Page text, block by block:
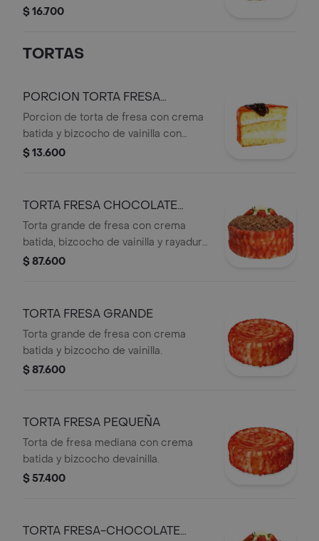
$ 16.700
TORTAS
PORCION TORTA FRESA
CHOCOLATE
Porcion de torta de fresa con crema
batida y bizcocho de vainilla con
chocolate.
$ 13.600
TORTA FRESA CHOCOLATE
GRANDE
Torta grande de fresa con crema
batida, bizcocho de vainilla y rayadura
de chocolate.
$ 87.600
TORTA FRESA GRANDE
Torta grande de fresa con crema
batida y bizcocho de vainilla.
$ 87.600
TORTA FRESA PEQUEÑA
Torta de fresa mediana con crema
batida y bizcocho devainilla.
$ 57.400
TORTA FRESA-CHOCOLATE